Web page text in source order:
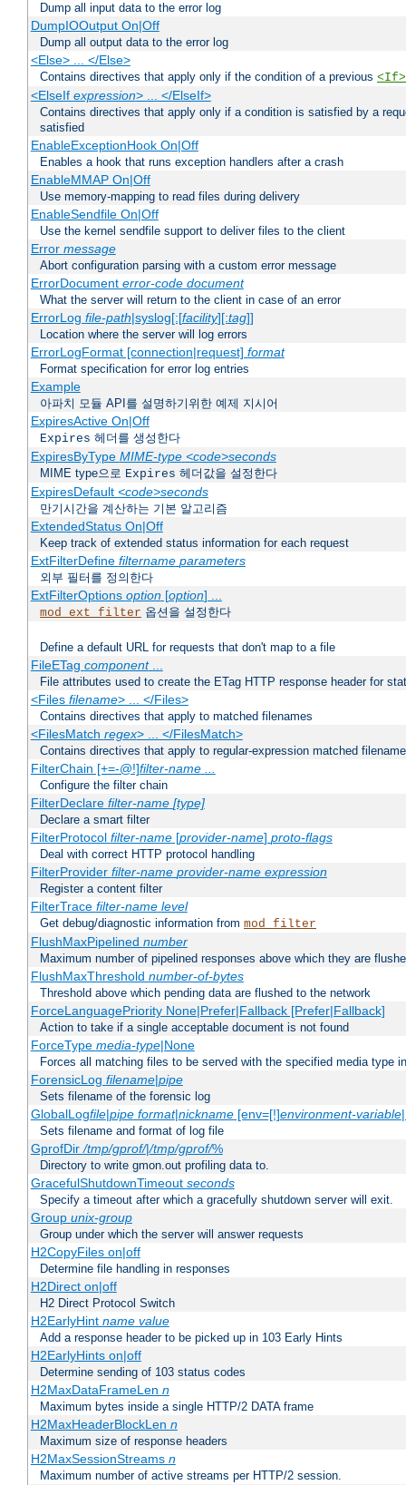
Dump all input data to the error log
DumpIOOutput On|Off
Dump all output data to the error log
<Else> ... </Else>
Contains directives that apply only if the condition of a previous <If>
<ElseIf expression> ... </ElseIf>
Contains directives that apply only if a condition is satisfied by a
satisfied
EnableExceptionHook On|Off
Enables a hook that runs exception handlers after a crash
EnableMMAP On|Off
Use memory-mapping to read files during delivery
EnableSendfile On|Off
Use the kernel sendfile support to deliver files to the client
Error message
Abort configuration parsing with a custom error message
ErrorDocument error-code document
What the server will return to the client in case of an error
ErrorLog file-path|syslog[:[facility][:tag]]
Location where the server will log errors
ErrorLogFormat [connection|request] format
Format specification for error log entries
Example
아파치 모듈 API를 설명하기위한 예제 지시어
ExpiresActive On|Off
Expires 헤더를 생성한다
ExpiresByType MIME-type <code>seconds
MIME type으로 Expires 헤더값을 설정한다
ExpiresDefault <code>seconds
만기시간을 계산하는 기본 알고리즘
ExtendedStatus On|Off
Keep track of extended status information for each request
ExtFilterDefine filtername parameters
외부 필터를 정의한다
ExtFilterOptions option[option] ...
mod_ext_filter 옵션을 설정한다
Define a default URL for requests that don't map to a file
FileETag component...
File attributes used to create the ETag HTTP response header for
<Files filename> ... </Files>
Contains directives that apply to matched filenames
<FilesMatch regex> ... </FilesMatch>
Contains directives that apply to regular-expression matched
FilterChain [+=-@!]filter-name ...
Configure the filter chain
FilterDeclare filter-name [type]
Declare a smart filter
FilterProtocol filter-name[provider-name] proto-flags
Deal with correct HTTP protocol handling
FilterProvider filter-name provider-name expression
Register a content filter
FilterTrace filter-name level
Get debug/diagnostic information from mod_filter
FlushMaxPipelined number
Maximum number of pipelined responses above which they are
FlushMaxThreshold number-of-bytes
Threshold above which pending data are flushed to the network
ForceLanguagePriority None|Prefer|Fallback [Prefer|Fallback]
Action to take if a single acceptable document is not found
ForceType media-type|None
Forces all matching files to be served with the specified media type
ForensicLog filename|pipe
Sets filename of the forensic log
GlobalLogfile|pipe format|nickname[env=[!]environment-variable
Sets filename and format of log file
GprofDir/tmp/gprof/|/tmp/gprof/%
Directory to write gmon.out profiling data to.
GracefulShutdownTimeout seconds
Specify a timeout after which a gracefully shutdown server will exit.
Group unix-group
Group under which the server will answer requests
H2CopyFiles on|off
Determine file handling in responses
H2Direct on|off
H2 Direct Protocol Switch
H2EarlyHint name value
Add a response header to be picked up in 103 Early Hints
H2EarlyHints on|off
Determine sending of 103 status codes
H2MaxDataFrameLen n
Maximum bytes inside a single HTTP/2 DATA frame
H2MaxHeaderBlockLen n
Maximum size of response headers
H2MaxSessionStreams n
Maximum number of active streams per HTTP/2 session.